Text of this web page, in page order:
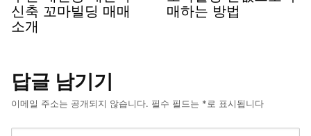
신축 꼬마빌딩 매매
소개
매하는 방법
답글 남기기
이메일 주소는 공개되지 않습니다. 필수 필드는 *로 표시됩니다